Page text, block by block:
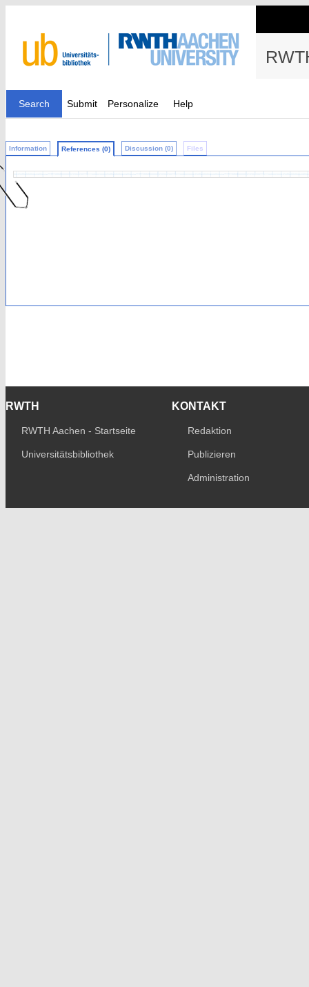
Search Submit Personalize Help
Information References (0) Discussion (0) Files
RWTH
RWTH Aachen - Startseite
Universitätsbibliothek
KONTAKT
Redaktion
Publizieren
Administration